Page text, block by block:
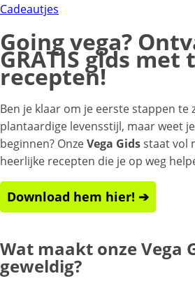
Cadeautjes
Going vega?
GRATIS gids met
recepten!
Ben je klaar om je eerste stappen te
plantaardige levensstijl, maar weet
beginnen? OnzeVega Gidsstaat vol
heerlijke recepten die je op weg
Download hem hier! ➔
Wat maakt onze Vega
geweldig?